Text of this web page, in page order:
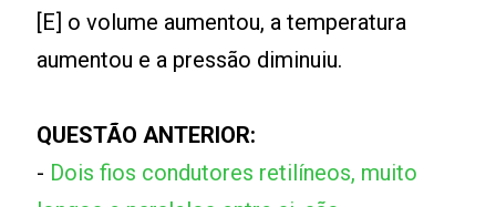
[E] o volume aumentou, a temperatura
aumentou e a pressão diminuiu.
QUESTÃO ANTERIOR:
- Dois fios condutores retilíneos, muito